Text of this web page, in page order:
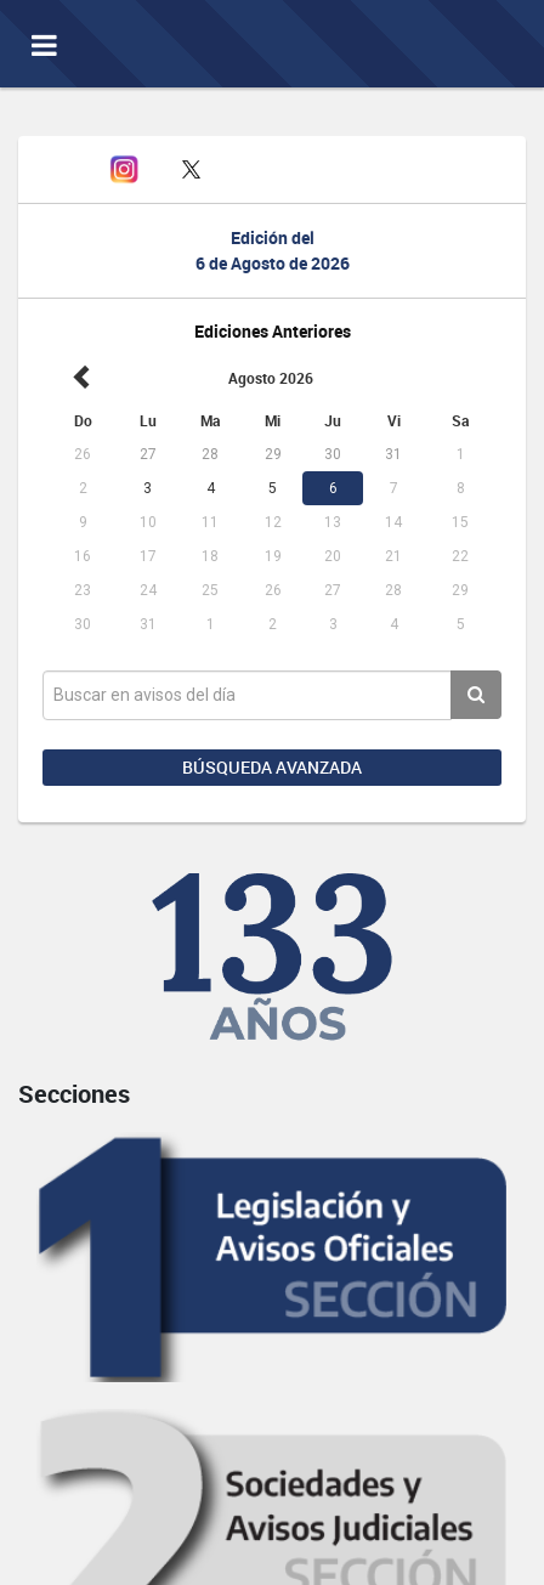
Toggle
navigation
Edición del
6 de Agosto de 2026
Ediciones Anteriores
Agosto 2026
Do Lu Ma Mi Ju Vi Sa
26 27 28 29 30 31
1
2
3 4 5 6 7
8
9
10 11 12 13 14
15
16
17 18 19 20 21
22
23
24 25 26 27 28
29
30
31 1 2 3 4 5
BÚSQUEDA AVANZADA
Secciones